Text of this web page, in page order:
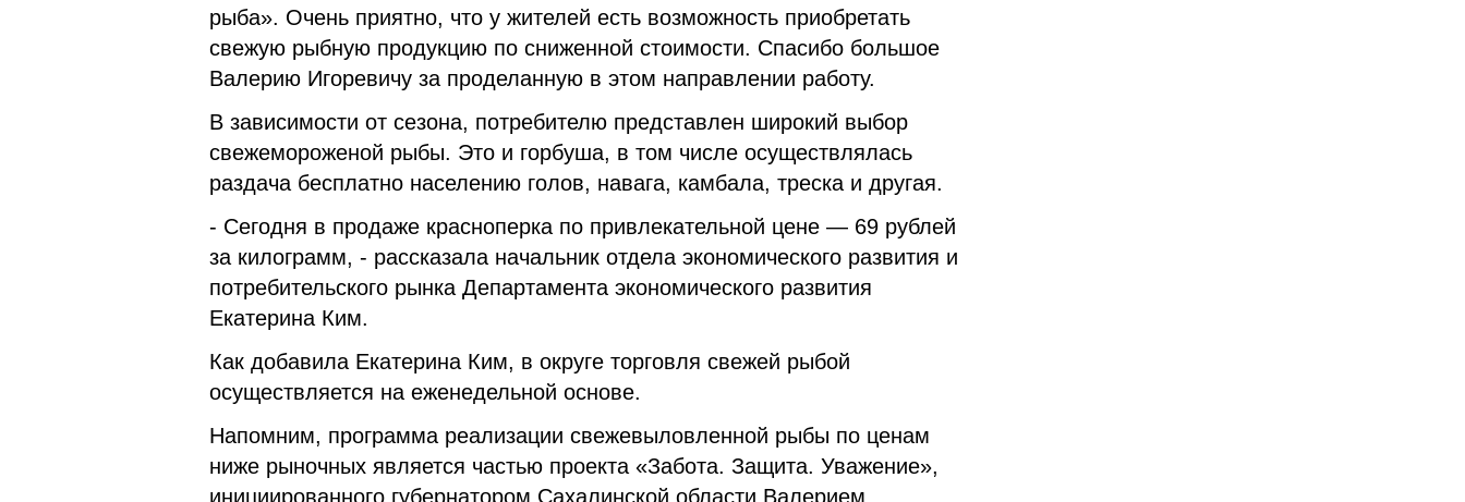
рыба». Очень приятно, что у жителей есть возможность приобретать
свежую рыбную продукцию по сниженной стоимости. Спасибо большое
Валерию Игоревичу за проделанную в этом направлении работу.
В зависимости от сезона, потребителю представлен широкий выбор
свежемороженой рыбы. Это и горбуша, в том числе осуществлялась
раздача бесплатно населению голов, навага, камбала, треска и другая.
- Сегодня в продаже красноперка по привлекательной цене — 69 рублей
за килограмм, - рассказала начальник отдела экономического развития и
потребительского рынка Департамента экономического развития
Екатерина Ким.
Как добавила Екатерина Ким, в округе торговля свежей рыбой
осуществляется на еженедельной основе.
Напомним, программа реализации свежевыловленной рыбы по ценам
ниже рыночных является частью проекта «Забота. Защита. Уважение»,
инициированного губернатором Сахалинской области Валерием